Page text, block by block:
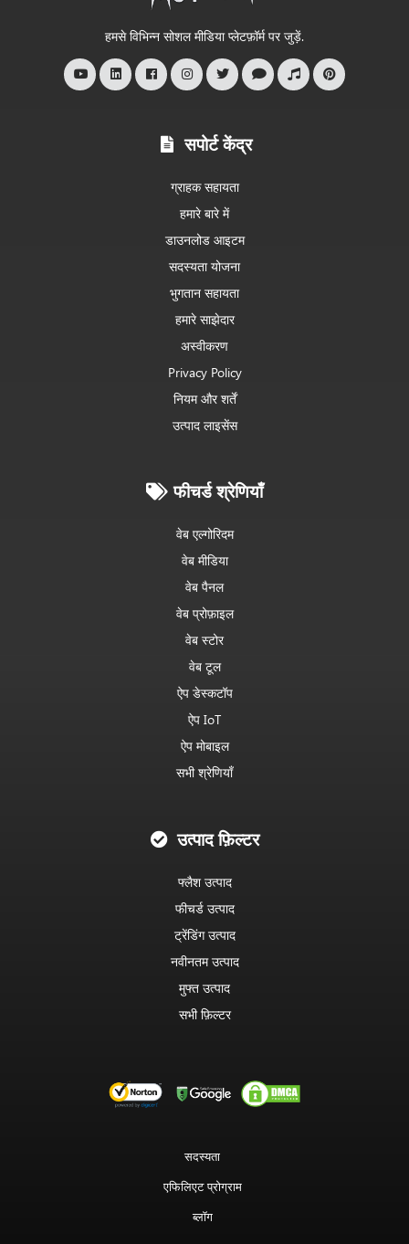
हमसे विभिन्न सोशल मीडिया प्लेटफ़ॉर्म पर जुड़ें.
सपोर्ट केंद्र
ग्राहक सहायता
हमारे बारे में
डाउनलोड आइटम
सदस्यता योजना
भुगतान सहायता
हमारे साझेदार
अस्वीकरण
Privacy Policy
नियम और शर्तें
उत्पाद लाइसेंस
फीचर्ड श्रेणियाँ
वेब एल्गोरिदम
वेब मीडिया
वेब पैनल
वेब प्रोफ़ाइल
वेब स्टोर
वेब टूल
ऐप डेस्कटॉप
ऐप IoT
ऐप मोबाइल
सभी श्रेणियाँ
उत्पाद फ़िल्टर
फ्लैश उत्पाद
फीचर्ड उत्पाद
ट्रेंडिंग उत्पाद
नवीनतम उत्पाद
मुफ्त उत्पाद
सभी फ़िल्टर
सदस्यता
एफिलिएट प्रोग्राम
ब्लॉग